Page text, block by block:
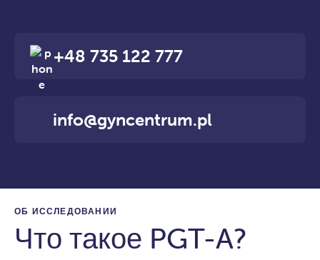
+48 735 122 777
info@gyncentrum.pl
ОБ ИССЛЕДОВАНИИ
Что такое PGT-A?